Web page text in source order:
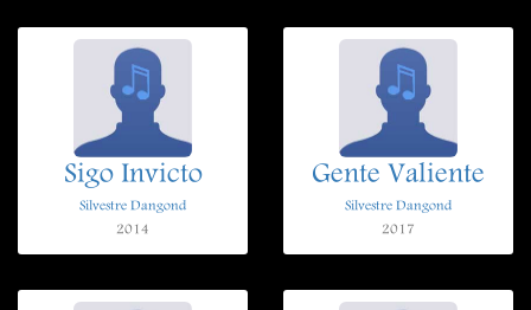
Sigo Invicto
Silvestre Dangond
2014
Gente Valiente
Silvestre Dangond
2017